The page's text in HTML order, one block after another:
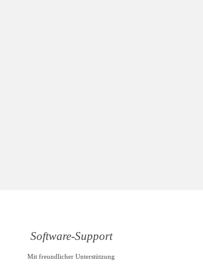
Software-Support
Mit freundlicher Unterstützung